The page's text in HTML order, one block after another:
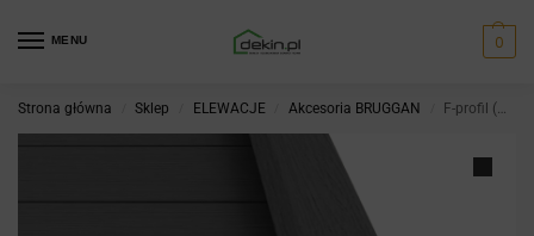
MENU 0
Strona główna Sklep ELEWACJE Akcesoria BRUGGAN F-profil (WPC + alum.) Basalt